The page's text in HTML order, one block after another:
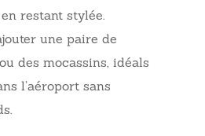
restant stylée.
une paire de
des mocassins, idéals
l’aéroport sans